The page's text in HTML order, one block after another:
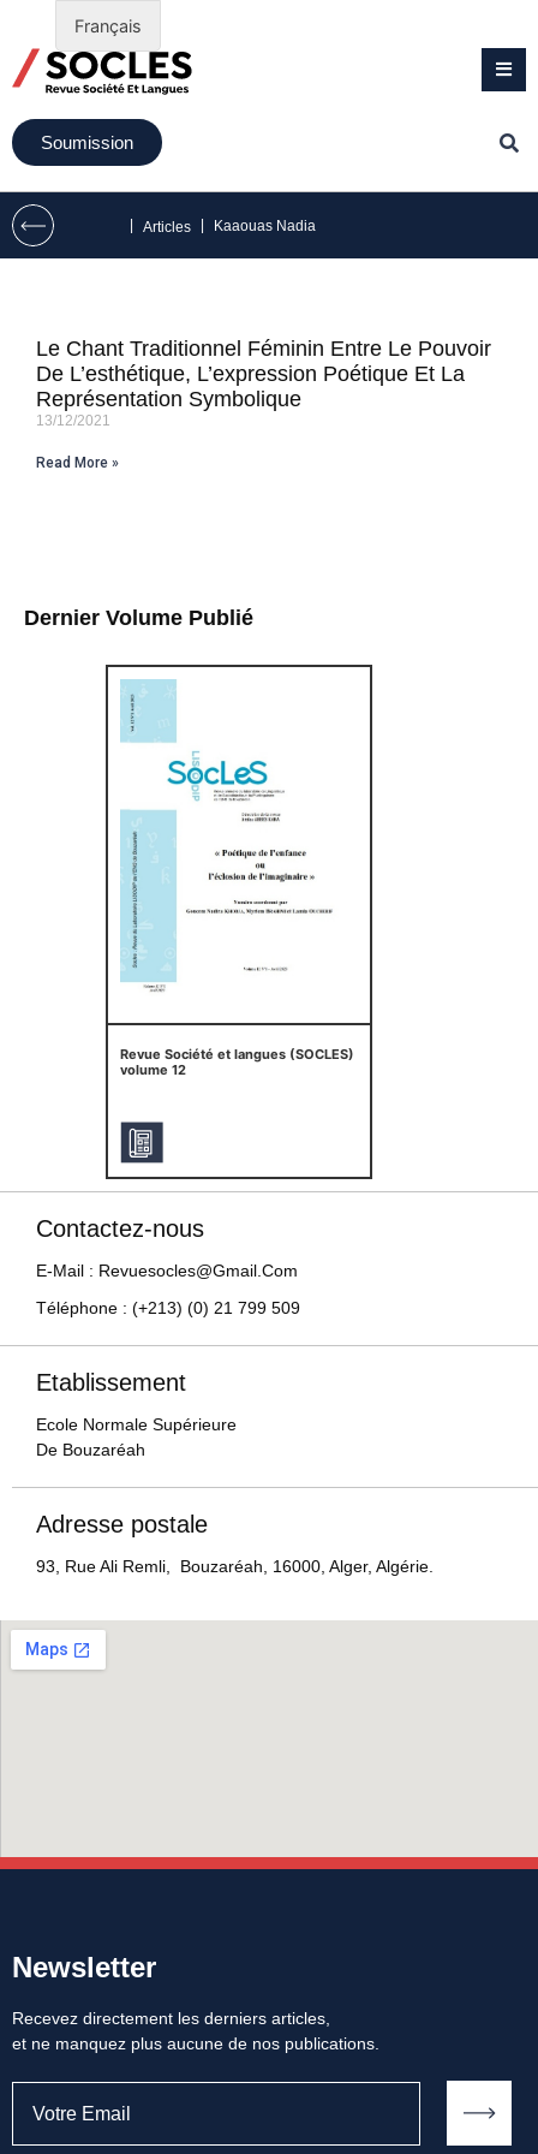
Soumission
Articles Kaaouas Nadia
Dernier Volume Publié
Revue Société et langues (SOCLES)
volume 12
Le Chant Traditionnel Féminin Entre Le Pouvoir
De L’esthétique, L’expression Poétique Et La
Représentation Symbolique
13/12/2021
Read More »
Contactez-nous
E-Mail : Revuesocles@gmail.com
Téléphone : (+213) (0) 21 799 509
Etablissement
Ecole Normale Supérieure
De Bouzaréah
Adresse postale
93, Rue Ali Remli, Bouzaréah, 16000, Alger, Algérie.
Newsletter
Recevez directement les derniers articles,
et ne manquez plus aucune de nos publications.
Français